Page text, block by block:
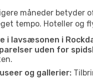
måneder betyder
tempo. Hoteller
i lavsæsonen i
uden for
og gallerier: